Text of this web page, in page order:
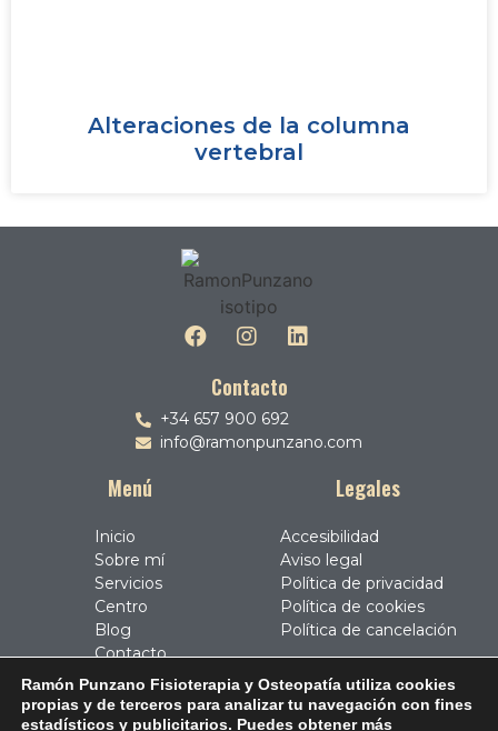
Alteraciones de la columna
vertebral
Contacto
+34 657 900 692
info@ramonpunzano.com
Menú
Inicio
Sobre mí
Servicios
Centro
Blog
Contacto
Legales
Accesibilidad
Aviso legal
Política de privacidad
Política de cookies
Política de cancelación
Ramón Punzano Fisioterapia y Osteopatía utiliza cookies
propias y de terceros para analizar tu navegación con fines
estadísticos y publicitarios. Puedes obtener más